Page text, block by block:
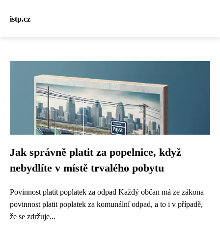
istp.cz
Jak správně platit za popelnice, když
nebydlíte v místě trvalého pobytu
Povinnost platit poplatek za odpad Každý občan má ze zákona
povinnost platit poplatek za komunální odpad, a to i v případě,
že se zdržuje...